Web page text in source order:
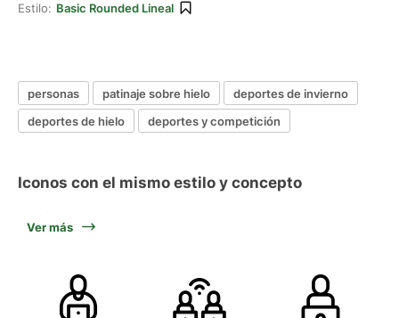
Estilo: Basic Rounded Lineal
personas patinaje sobre hielo
deportes de invierno
deportes de hielo
deportes y competición
Iconos con el mismo estilo y concepto
Ver más